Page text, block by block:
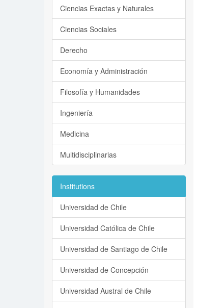
Ciencias Exactas y Naturales
Ciencias Sociales
Derecho
Economía y Administración
Filosofía y Humanidades
Ingeniería
Medicina
Multidisciplinarias
Institutions
Universidad de Chile
Universidad Católica de Chile
Universidad de Santiago de Chile
Universidad de Concepción
Universidad Austral de Chile